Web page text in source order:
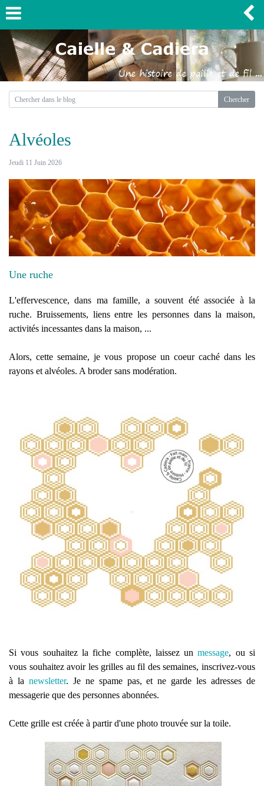
Alvéoles
Jeudi 11 Juin 2026
Une ruche
L'effervescence, dans ma famille, a souvent été associée à la
ruche. Bruissements, liens entre les personnes dans la maison,
activités incessantes dans la maison, ...
Alors, cette semaine, je vous propose un coeur caché dans les
rayons et alvéoles. A broder sans modération.
Si vous souhaitez la fiche complète, laissez unmessage, ou si
vous souhaitez avoir les grilles au fil des semaines, inscrivez-vous
à la newsletter. Je ne spame pas, et ne garde les adresses de
messagerie que des personnes abonnées.
Cette grille est créée à partir d'une photo trouvée sur la toile.